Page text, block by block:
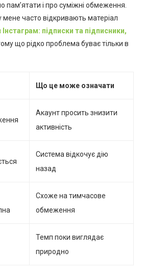
пам’ятати і про суміжні обмеження.
мене часто відкривають матеріал
підписки та підписники,
що рідко проблема буває тільки в
Що це може означати
Акаунт просить знизити
активність
Система відкочує дію
назад
Схоже на тимчасове
обмеження
Темп поки виглядає
природно